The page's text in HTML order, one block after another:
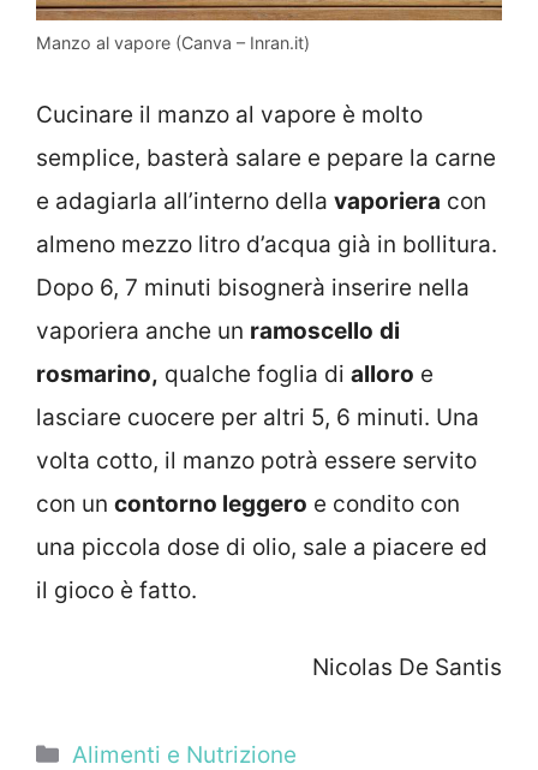
Manzo al vapore (Canva – Inran.it)
Cucinare il manzo al vapore è molto
semplice, basterà salare e pepare la carne
e adagiarla all’interno della vaporiera con
almeno mezzo litro d’acqua già in bollitura.
Dopo 6, 7 minuti bisognerà inserire nella
vaporiera anche un ramoscello di
rosmarino, qualche foglia di alloro e
lasciare cuocere per altri 5, 6 minuti. Una
volta cotto, il manzo potrà essere servito
con un contorno leggero e condito con
una piccola dose di olio, sale a piacere ed
il gioco è fatto.
Nicolas De Santis
Categorie
Alimenti e Nutrizione